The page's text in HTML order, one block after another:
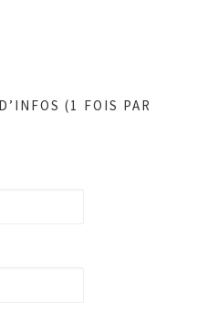
(1 FOIS PAR